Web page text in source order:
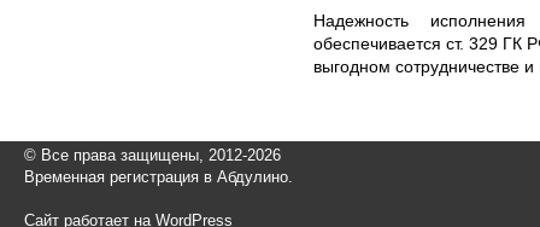
Надежность
обеспечивается ст. 329 ГК
выгодном сотрудничестве
© Все права защищены, 2012-2026
Временная регистрация в Абдулино.
Сайт работает на WordPress